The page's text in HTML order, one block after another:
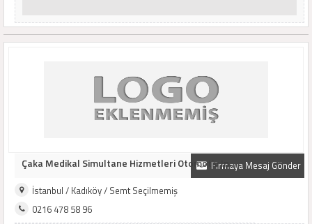
Firmaya Mesaj Gönder
Çaka Medikal Simultane Hizmetleri Otomotiv In..
İstanbul / Kadıköy / Semt Seçilmemiş
0216 478 58 96